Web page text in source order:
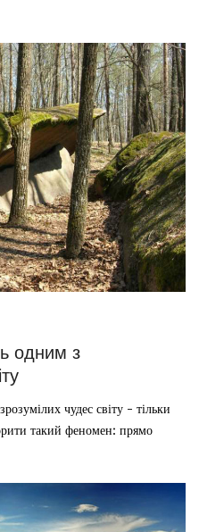
одним з
чудес світу - тільки
такий феномен: прямо